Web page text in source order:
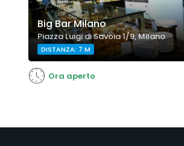
Big Bar Milano
Piazza Luigi di Savoia 1/9, Milano
DISTANZA: 7 M
Ora aperto